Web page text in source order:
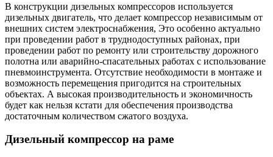
В конструкции дизельных компрессоров используется
дизельных двигатель, что делает компрессор независимым от
внешних систем электроснабжения, Это особенно актуально
при проведении работ в труднодоступных районах, при
проведении работ по ремонту или строительству дорожного
полотна или аварийно-спасательных работах с использование
пневмоинструмента. Отсутствие необходимости в монтаже и
возможность перемещения пригодится на строительных
объектах. А высокая производительность и экономичность
будет как нельзя кстати для обеспечения производства
достаточным количеством сжатого воздуха.
Дизельный компрессор на раме